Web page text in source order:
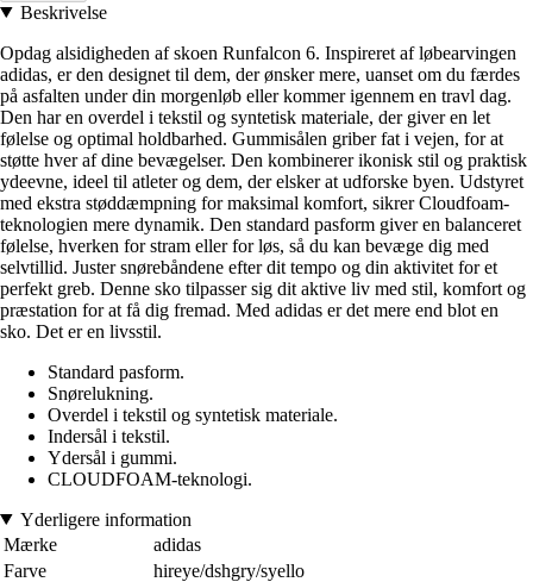
Beskrivelse
Opdag alsidigheden af skoen Runfalcon 6. Inspireret af løbearvingen
adidas, er den designet til dem, der ønsker mere, uanset om du færdes
på asfalten under din morgenløb eller kommer igennem en travl dag.
Den har en overdel i tekstil og syntetisk materiale, der giver en let
følelse og optimal holdbarhed. Gummisålen griber fat i vejen, for at
støtte hver af dine bevægelser. Den kombinerer ikonisk stil og praktisk
ydeevne, ideel til atleter og dem, der elsker at udforske byen. Udstyret
med ekstra støddæmpning for maksimal komfort, sikrer Cloudfoam-
teknologien mere dynamik. Den standard pasform giver en balanceret
følelse, hverken for stram eller for løs, så du kan bevæge dig med
selvtillid. Juster snørebåndene efter dit tempo og din aktivitet for et
perfekt greb. Denne sko tilpasser sig dit aktive liv med stil, komfort og
præstation for at få dig fremad. Med adidas er det mere end blot en
sko. Det er en livsstil.
Standard pasform.
Snørelukning.
Overdel i tekstil og syntetisk materiale.
Indersål i tekstil.
Ydersål i gummi.
CLOUDFOAM-teknologi.
Yderligere information
Mærke
adidas
Farve
hireye/dshgry/syello